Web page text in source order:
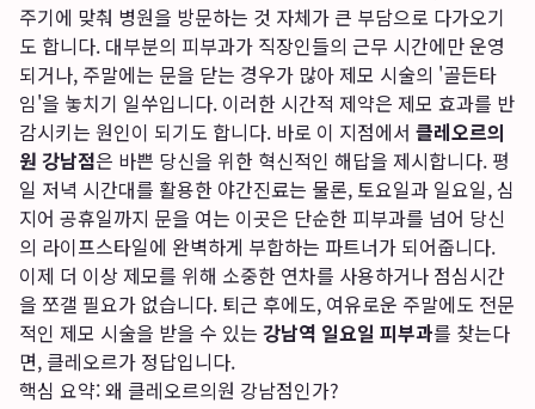
주기에 맞춰 병원을 방문하는 것 자체가 큰 부담으로 다가오기
도 합니다. 대부분의 피부과가 직장인들의 근무 시간에만 운영
되거나, 주말에는 문을 닫는 경우가 많아 제모 시술의 '골든타
임'을 놓치기 일쑤입니다. 이러한 시간적 제약은 제모 효과를 반
감시키는 원인이 되기도 합니다. 바로 이 지점에서 클레오르의
원 강남점은 바쁜 당신을 위한 혁신적인 해답을 제시합니다. 평
일 저녁 시간대를 활용한 야간진료는 물론, 토요일과 일요일, 심
지어 공휴일까지 문을 여는 이곳은 단순한 피부과를 넘어 당신
의 라이프스타일에 완벽하게 부합하는 파트너가 되어줍니다.
이제 더 이상 제모를 위해 소중한 연차를 사용하거나 점심시간
을 쪼갤 필요가 없습니다. 퇴근 후에도, 여유로운 주말에도 전문
적인 제모 시술을 받을 수 있는 강남역 일요일 피부과를 찾는다
면, 클레오르가 정답입니다.
핵심 요약: 왜 클레오르의원 강남점인가?